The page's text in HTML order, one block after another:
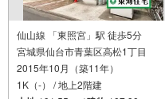
仙山線 「東照宮」駅 徒歩5分
宮城県仙台市青葉区高松1丁目
2015年10月（築11年）
1K（-） / 地上2階建